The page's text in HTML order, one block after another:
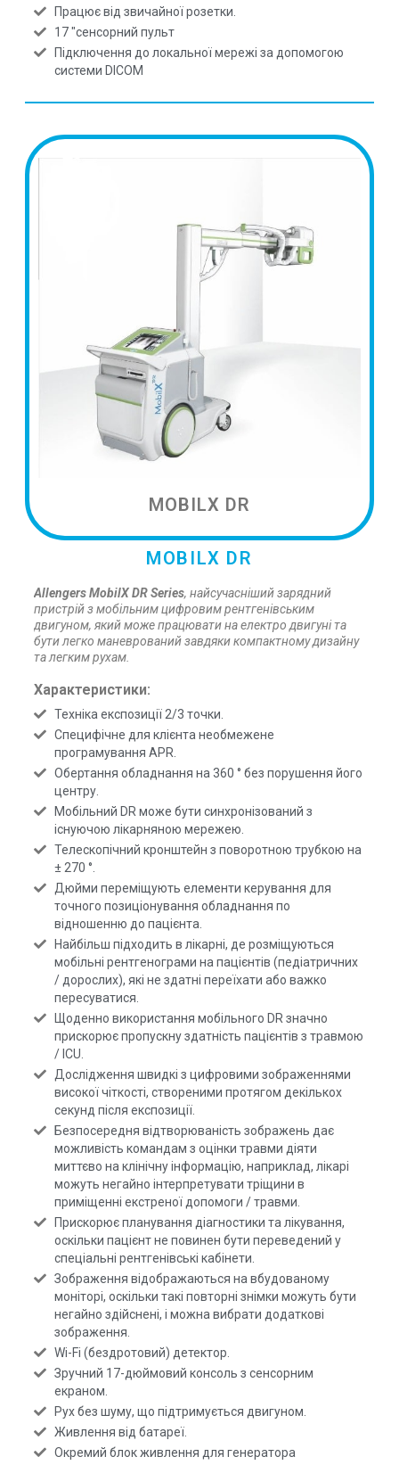
Працює від звичайної розетки.
17 "сенсорний пульт
Підключення до локальної мережі за допомогою
системи DICOM
MOBILX DR
MOBILX DR
Allengers MobilXDRSeries, найсучасніший зарядний
пристрій з мобільним цифровим рентгенівським
двигуном, який може працювати на електро двигуні та
бути легко маневрований завдяки компактному дизайну
та легким рухам.
Характеристики:
Техніка експозиції 2/3 точки.
Специфічне для клієнта необмежене
програмування APR.
Обертання обладнання на 360 ° без порушення його
центру.
Мобільний DR може бути синхронізований з
існуючою лікарняною мережею.
Телескопічний кронштейн з поворотною трубкою на
± 270 °.
Дюйми переміщують елементи керування для
точного позиціонування обладнання по
відношенню до пацієнта.
Найбільш підходить в лікарні, де розміщуються
мобільні рентгенограми на пацієнтів (педіатричних
/ дорослих), які не здатні переїхати або важко
пересуватися.
Щоденно використання мобільного DR значно
прискорює пропускну здатність пацієнтів з травмою
/ ICU.
Дослідження швидкі з цифровими зображеннями
високої чіткості, створеними протягом декількох
секунд після експозиції.
Безпосередня відтворюваність зображень дає
можливість командам з оцінки травми діяти
миттєво на клінічну інформацію, наприклад, лікарі
можуть негайно інтерпретувати тріщини в
приміщенні екстреної допомоги / травми.
Прискорює планування діагностики та лікування,
оскільки пацієнт не повинен бути переведений у
спеціальні рентгенівські кабінети.
Зображення відображаються на вбудованому
моніторі, оскільки такі повторні знімки можуть бути
негайно здійснені, і можна вибрати додаткові
зображення.
Wi-Fi (бездротовий) детектор.
Зручний 17-дюймовий консоль з сенсорним
екраном.
Рух без шуму, що підтримується двигуном.
Живлення від батареї.
Окремий блок живлення для генератора